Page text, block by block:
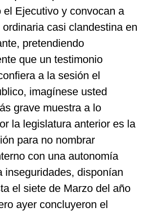
el Ejecutivo y convocan a
casi clandestina en
pretendiendo
que un testimonio
a la sesión el
imagínese usted
grave muestra a lo
la legislatura anterior es la
para no nombrar
con una autonomía
inseguridades, disponían
el siete de Marzo del año
ayer concluyeron el